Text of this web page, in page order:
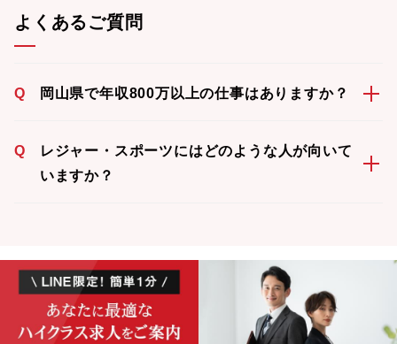
よくあるご質問
Q 岡山県で年収800万以上の仕事はありますか？
Q
レジャー・スポーツにはどのような人が向いて
いますか？